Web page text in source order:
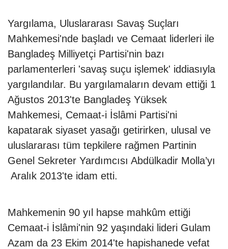
Yargılama, Uluslararası Savaş Suçları
Mahkemesi'nde başladı ve Cemaat liderleri ile
Bangladeş Milliyetçi Partisi'nin bazı
parlamenterleri 'savaş suçu işlemek' iddiasıyla
yargılandılar. Bu yargılamaların devam ettiği 1
Ağustos 2013'te Bangladeş Yüksek
Mahkemesi, Cemaat-i İslâmi Partisi'ni
kapatarak siyaset yasağı getirirken, ulusal ve
uluslararası tüm tepkilere rağmen Partinin
Genel Sekreter Yardımcısı Abdülkadir Molla’yı
Aralık 2013'te idam etti.
Mahkemenin 90 yıl hapse mahkûm ettiği
Cemaat-i İslâmi'nin 92 yaşındaki lideri Gulam
Azam da 23 Ekim 2014'te hapishanede vefat